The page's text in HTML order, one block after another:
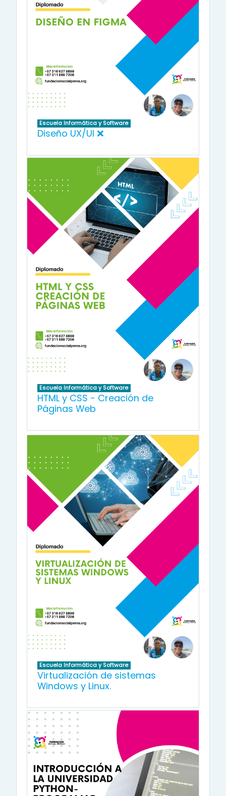
Escuela Informática y Software
Diseño UX/UI ❌
Escuela Informática y Software
HTML y CSS - Creación de
Páginas Web
Escuela Informática y Software
Virtualización de sistemas
Windows y Linux.